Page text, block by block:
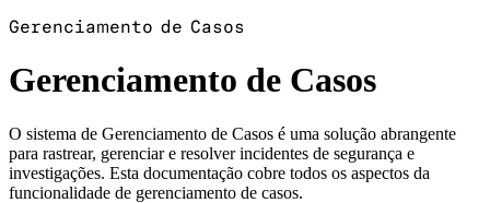
Gerenciamento de Casos
Gerenciamento de Casos
O sistema de Gerenciamento de Casos é uma solução abrangente
para rastrear, gerenciar e resolver incidentes de segurança e
investigações. Esta documentação cobre todos os aspectos da
funcionalidade de gerenciamento de casos.